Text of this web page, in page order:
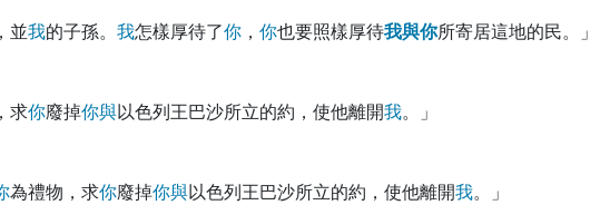
並我的子孫。 我怎樣厚待了你 ， 你也要照樣厚待我與你所寄居這地的民。」
，求你廢掉你與以色列王巴沙所立的約，使他離開我。」
為禮物，求你廢掉你與以色列王巴沙所立的約，使他離開我。」